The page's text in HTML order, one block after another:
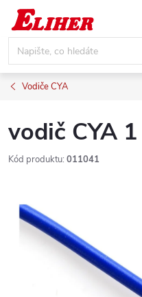
Přejít
obsah
Vodiče CYA
vodič CYA
Kód produktu: 011041